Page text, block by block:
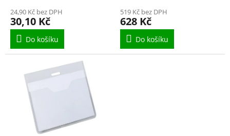
24,90 Kč bez DPH
30,10 Kč
Do košíku
519 Kč bez DPH
628 Kč
Do košíku